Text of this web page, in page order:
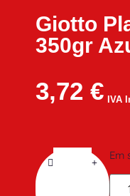
Giotto
350gr
3,72 € IVA
Em